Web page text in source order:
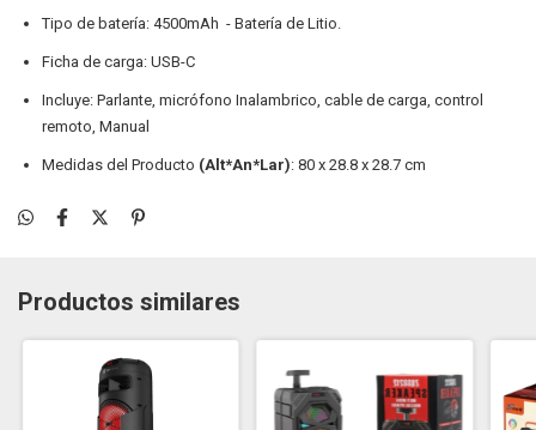
Tipo de batería: 4500mAh - Batería de Litio.
Ficha de carga: USB-C
Incluye: Parlante, micrófono Inalambrico, cable de carga, control
remoto, Manual
Medidas del Producto (Alt*An*Lar): 80 x 28.8 x 28.7 cm
Productos similares